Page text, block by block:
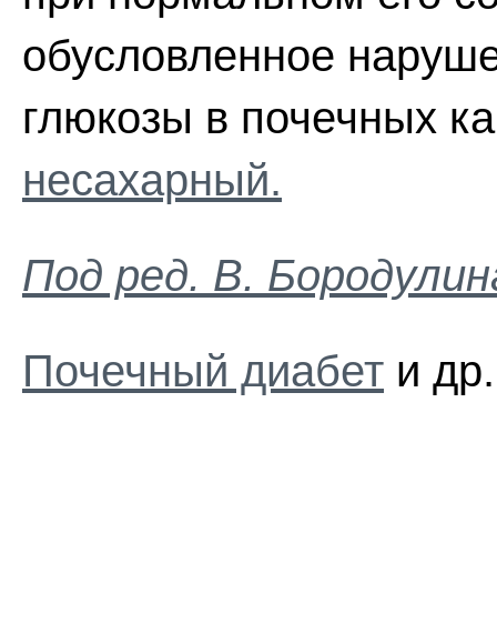
обусловленное
глюкозы в почечных
несахарный.
Пoд peд. B.
Почечный диабет и